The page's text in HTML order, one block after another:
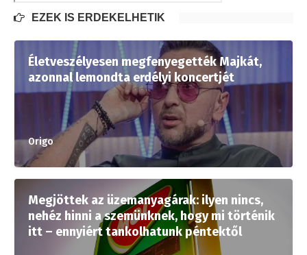
EZEK IS ÉRDEKELHETIK
Életveszélyesen megfenyegették Majkát,
azonnal lemondta erdélyi koncertjét
Origo
Megjöttek az üzemanyagárak: ilyen nincs,
nehéz hinni a szemünknek, hogy mi történik
itt – ennyiért tankolhatunk péntektől